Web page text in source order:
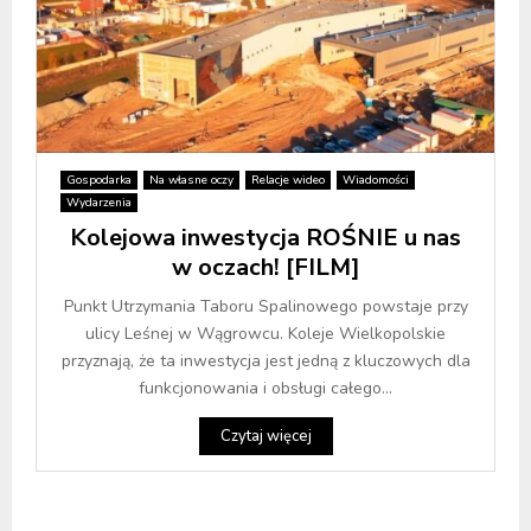
Gospodarka Na własne oczy Relacje wideo
Wiadomości
Wydarzenia
Kolejowa inwestycja ROŚNIE u nas
w oczach! [FILM]
Punkt Utrzymania Taboru Spalinowego powstaje przy
ulicy Leśnej w Wągrowcu. Koleje Wielkopolskie
przyznają, że ta inwestycja jest jedną z kluczowych dla
funkcjonowania i obsługi całego...
Czytaj więcej